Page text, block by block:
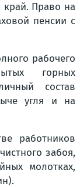
край. Право на
пенсии с
рабочего
горных
состав
угля и на
работников
забоя,
молотках,